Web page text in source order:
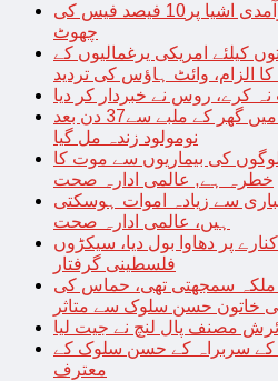
افغان ٹرانزٹ ٹریڈ کی درآمدی اشیا پر10 فیصد فیس کی
چھوٹ
کیلئے امریکی یرغمالیوں کے
کا الزام، وائٹ ہاؤس کی تردید
نہ کرے، روس نے خبردار کر دیا
جسے اللہ رکھے؛ غزہ میں گھر کے ملبے سے37 دن بعد
نومولود زندہ مل گیا
کی بیماریوں سے موت کا
خطرہ ہے, عالمی ادارہ صحت
سے زیادہ اموات ہوسکتی
ہیں، عالمی ادارہ صحت
پر دھاوا بول دیا، سیکڑوں
فلسطینی گرفتار
ملکہ سمجھتی تھی، حماس کی
خاتون حسن سلوک سے متاثر
کے سربراہ کے حسن سلوک کے
معترف